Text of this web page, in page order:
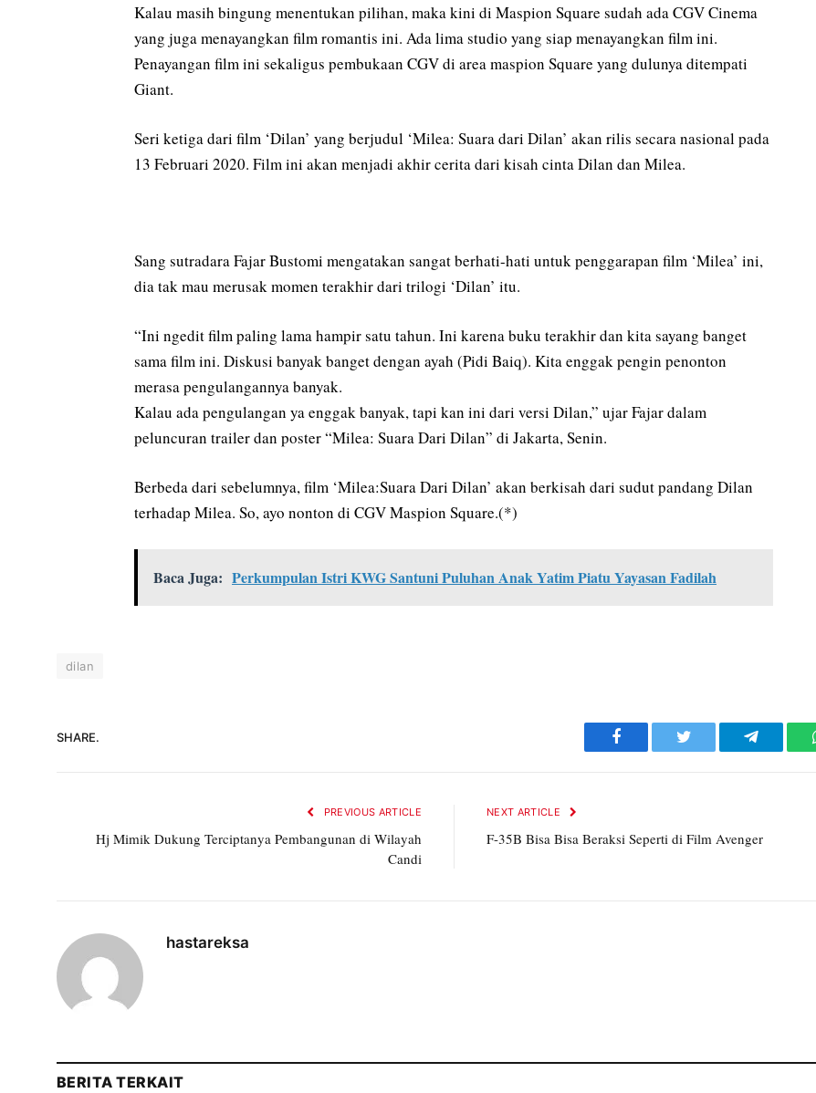
Kalau masih bingung menentukan pilihan, maka kini di Maspion Square sudah ada CGV Cinema
yang juga menayangkan film romantis ini. Ada lima studio yang siap menayangkan film ini.
Penayangan film ini sekaligus pembukaan CGV di area maspion Square yang dulunya ditempati
Giant.
Seri ketiga dari film ‘Dilan’ yang berjudul ‘Milea: Suara dari Dilan’ akan rilis secara nasional pada
13 Februari 2020. Film ini akan menjadi akhir cerita dari kisah cinta Dilan dan Milea.
Sang sutradara Fajar Bustomi mengatakan sangat berhati-hati untuk penggarapan film ‘Milea’ ini,
dia tak mau merusak momen terakhir dari trilogi ‘Dilan’ itu.
“Ini ngedit film paling lama hampir satu tahun. Ini karena buku terakhir dan kita sayang banget
sama film ini. Diskusi banyak banget dengan ayah (Pidi Baiq). Kita enggak pengin penonton
merasa pengulangannya banyak.
Kalau ada pengulangan ya enggak banyak, tapi kan ini dari versi Dilan,” ujar Fajar dalam
peluncuran trailer dan poster “Milea: Suara Dari Dilan” di Jakarta, Senin.
Berbeda dari sebelumnya, film ‘Milea:Suara Dari Dilan’ akan berkisah dari sudut pandang Dilan
terhadap Milea. So, ayo nonton di CGV Maspion Square.(*)
Baca Juga: Perkumpulan Istri KWG Santuni Puluhan Anak Yatim Piatu Yayasan Fadilah
dilan
SHARE.
Facebook Twitter Telegram
PREVIOUS ARTICLE
Hj Mimik Dukung Terciptanya Pembangunan di Wilayah
Candi
NEXT ARTICLE
F-35B Bisa Bisa Beraksi Seperti di Film Avenger
hastareksa
BERITA TERKAIT